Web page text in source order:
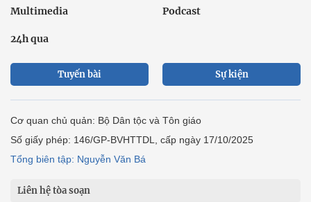
Multimedia Podcast
24h qua
Tuyến bài Sự kiện
Cơ quan chủ quản: Bộ Dân tộc và Tôn giáo
Số giấy phép: 146/GP-BVHTTDL, cấp ngày 17/10/2025
Tổng biên tập: Nguyễn Văn Bá
Liên hệ tòa soạn